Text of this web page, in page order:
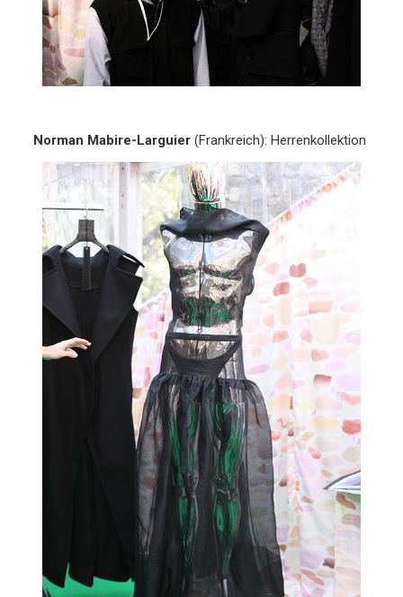
Norman Mabire-Larguier (Frankreich): Herrenkollektion